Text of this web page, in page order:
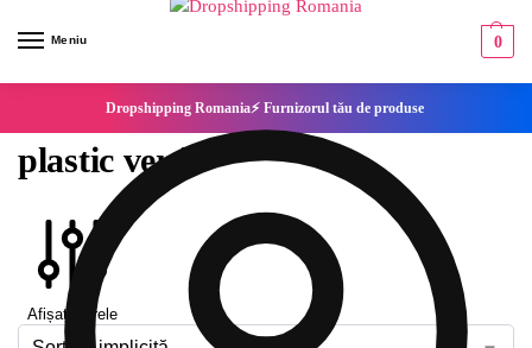
Meniu 0
Dropshipping Romania⚡ Furnizorul tău de produse
plastic verde
Afișați filtrele